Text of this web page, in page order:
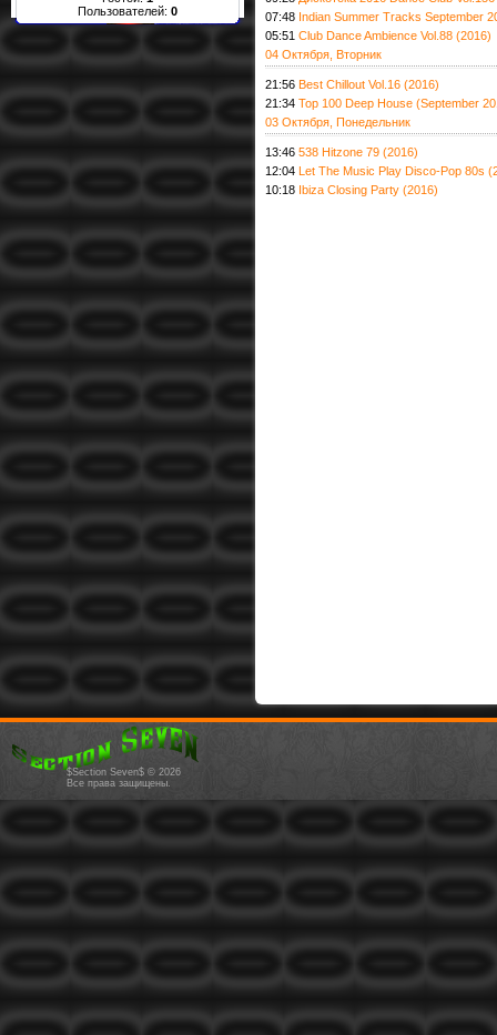
Пользователей: 0
07:48 Indian Summer Tracks September
05:51 Club Dance Ambience Vol.88 (2016)
04 Октября, Вторник
21:56 Best Chillout Vol.16 (2016)
21:34 Top 100 Deep House (September
03 Октября, Понедельник
13:46 538 Hitzone 79 (2016)
12:04 Let The Music Play Disco-Pop 80s
10:18 Ibiza Closing Party (2016)
$Section Seven$ © 2026
Все права защищены.